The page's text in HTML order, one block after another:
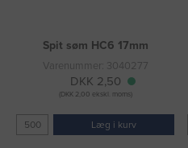
Spit søm HC6 17mm
Varenummer: 3040277
DKK 2,50
(DKK 2,00 ekskl. moms)
Læg i kurv